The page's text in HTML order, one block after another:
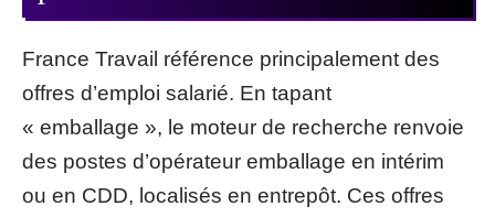
France Travail référence principalement des
offres d’emploi salarié. En tapant
« emballage », le moteur de recherche renvoie
des postes d’opérateur emballage en intérim
ou en CDD, localisés en entrepôt. Ces offres